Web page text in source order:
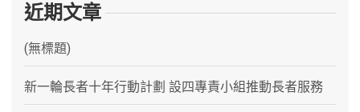
近期文章
(無標題)
新一輪長者十年行動計劃 設四專責小組推動長者服務